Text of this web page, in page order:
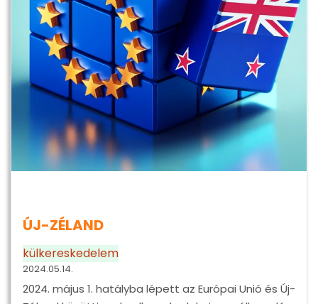
ÚJ-ZÉLAND
külkereskedelem
2024.05.14.
2024. május 1. hatályba lépett az Európai Unió és Új-